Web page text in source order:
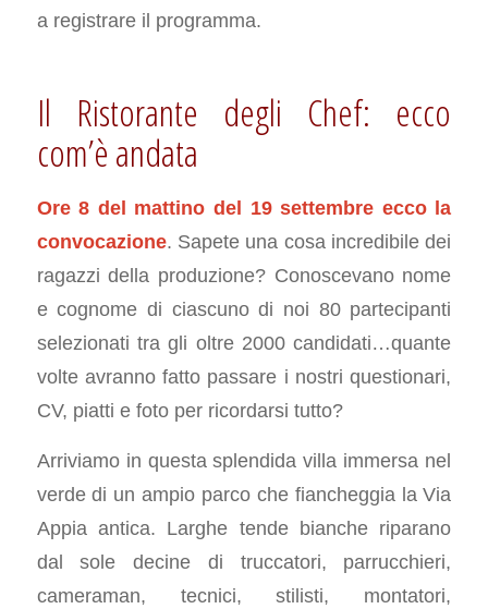
a registrare il programma.
Il Ristorante degli Chef: ecco
com’è andata
Ore 8 del mattino del 19 settembre ecco la
convocazione. Sapete una cosa incredibile dei
ragazzi della produzione? Conoscevano nome
e cognome di ciascuno di noi 80 partecipanti
selezionati tra gli oltre 2000 candidati…quante
volte avranno fatto passare i nostri questionari,
CV, piatti e foto per ricordarsi tutto?
Arriviamo in questa splendida villa immersa nel
verde di un ampio parco che fiancheggia la Via
Appia antica. Larghe tende bianche riparano
dal sole decine di truccatori, parrucchieri,
cameraman, tecnici, stilisti, montatori,